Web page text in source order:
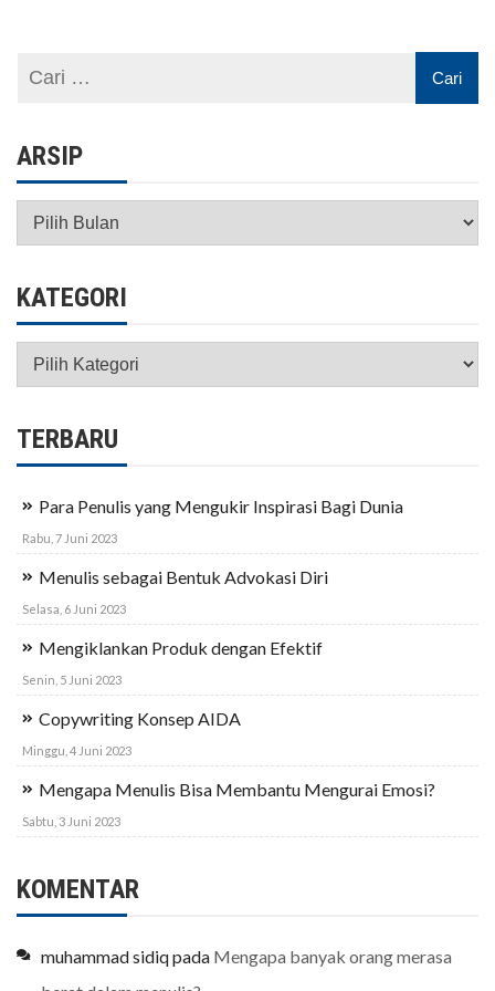
ARSIP
Arsip
KATEGORI
Kategori
TERBARU
Para Penulis yang Mengukir Inspirasi Bagi Dunia
Rabu, 7 Juni 2023
Menulis sebagai Bentuk Advokasi Diri
Selasa, 6 Juni 2023
Mengiklankan Produk dengan Efektif
Senin, 5 Juni 2023
Copywriting Konsep AIDA
Minggu, 4 Juni 2023
Mengapa Menulis Bisa Membantu Mengurai Emosi?
Sabtu, 3 Juni 2023
KOMENTAR
muhammad sidiqpada Mengapa banyak orang merasa